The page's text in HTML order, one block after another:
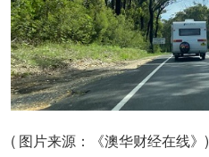
( 图片来源：《澳华财经在线》)